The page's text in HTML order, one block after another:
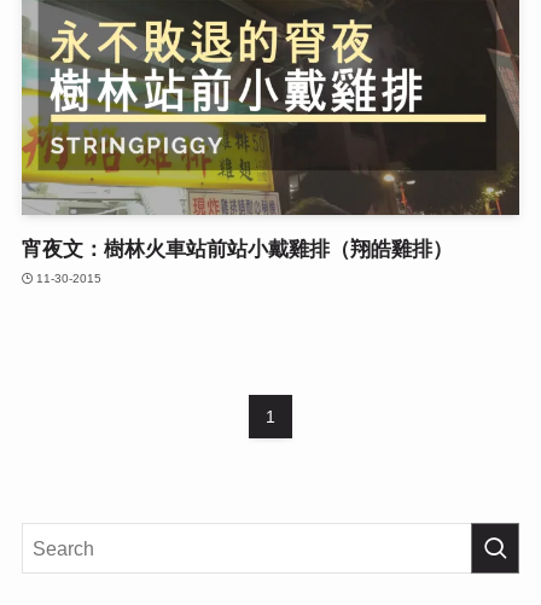
宵夜文：樹林火車站前站小戴雞排（翔皓雞排）
11-30-2015
1